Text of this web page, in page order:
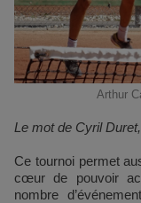
Arthur
Le mot de Cyril
Ce tournoi permet
cœur de pouvoir
nombre